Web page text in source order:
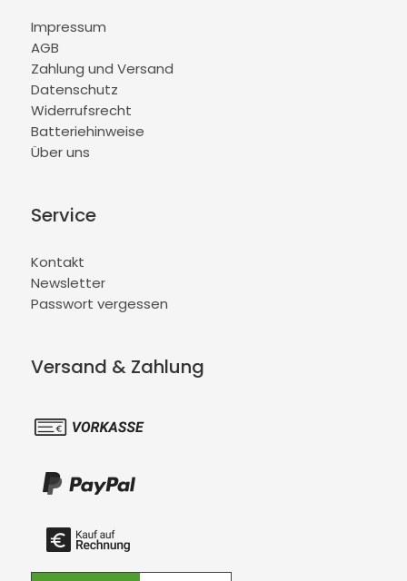
Impressum
AGB
Zahlung und Versand
Datenschutz
Widerrufsrecht
Batteriehinweise
Über uns
Service
Kontakt
Newsletter
Passwort vergessen
Versand & Zahlung